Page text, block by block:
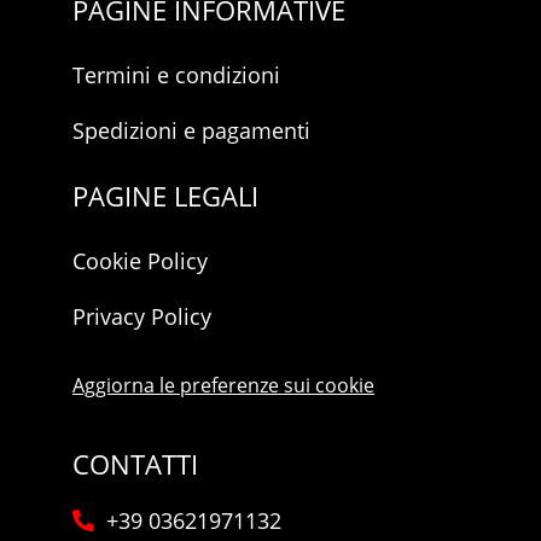
PAGINE INFORMATIVE
Termini e condizioni
Spedizioni e pagamenti
PAGINE LEGALI
Cookie Policy
Privacy Policy
Aggiorna le preferenze sui cookie
CONTATTI
+39 03621971132